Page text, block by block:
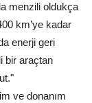
menzili oldukça
km’ye kadar
enerji geri
bir araçtan
ve donanım